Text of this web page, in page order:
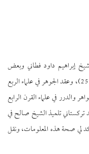
إبراهيم داود فطاني وبعض
تلامذته للشيخ خالد بن عبد الكريم التركستاني (ص 251)، وعقد الجوهر في علماء الربع
والدرر في علماء القرن الرابع
خالد تركستاني تلميذ الشيخ صالح في
يوم الخميس الموافق 6/2/1439ه، وأكد لي صحة هذه المعلومات، ونقل